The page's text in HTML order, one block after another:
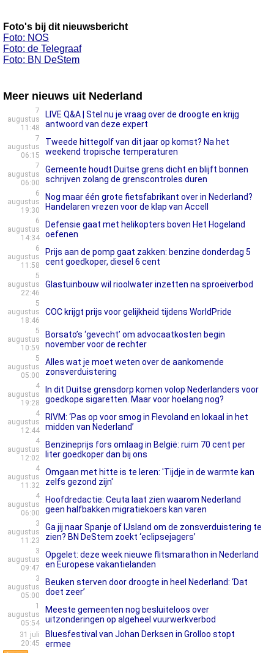
Foto's bij dit nieuwsbericht
Foto: NOS
Foto: de Telegraaf
Foto: BN DeStem
Meer nieuws uit Nederland
7
augustus
11:48
LIVE Q&A | Stel nu je vraag over de droogte en krijg
antwoord van deze expert
7
augustus
06:15
Tweede hittegolf van dit jaar op komst? Na het
weekend tropische temperaturen
7
augustus
06:00
Gemeente houdt Duitse grens dicht en blijft bonnen
schrijven zolang de grenscontroles duren
6
augustus
19:30
Nog maar één grote fietsfabrikant over in Nederland?
Handelaren vrezen voor de klap van Accell
6
augustus
14:34
Defensie gaat met helikopters boven Het Hogeland
oefenen
6
augustus
11:58
Prijs aan de pomp gaat zakken: benzine donderdag 5
cent goedkoper, diesel 6 cent
5
augustus
22:46
Glastuinbouw wil rioolwater inzetten na sproeiverbod
5
augustus
18:46
COC krijgt prijs voor gelijkheid tijdens WorldPride
5
augustus
10:59
Borsato’s ‘gevecht’ om advocaatkosten begin
november voor de rechter
5
augustus
05:00
Alles wat je moet weten over de aankomende
zonsverduistering
4
augustus
19:28
In dit Duitse grensdorp komen volop Nederlanders voor
goedkope sigaretten. Maar voor hoelang nog?
4
augustus
12:44
RIVM: ‘Pas op voor smog in Flevoland en lokaal in het
midden van Nederland’
4
augustus
12:02
Benzineprijs fors omlaag in België: ruim 70 cent per
liter goedkoper dan bij ons
4
augustus
11:32
Omgaan met hitte is te leren: 'Tijdje in de warmte kan
zelfs gezond zijn'
4
augustus
06:00
Hoofdredactie: Ceuta laat zien waarom Nederland
geen halfbakken migratiekoers kan varen
3
augustus
11:23
Ga jij naar Spanje of IJsland om de zonsverduistering te
zien? BN DeStem zoekt ‘eclipsejagers’
3
augustus
09:47
Opgelet: deze week nieuwe flitsmarathon in Nederland
en Europese vakantielanden
3
augustus
05:00
Beuken sterven door droogte in heel Nederland: ‘Dat
doet zeer’
1
augustus
05:54
Meeste gemeenten nog besluiteloos over
uitzonderingen op algeheel vuurwerkverbod
31 juli
20:45
Bluesfestival van Johan Derksen in Grolloo stopt
ermee